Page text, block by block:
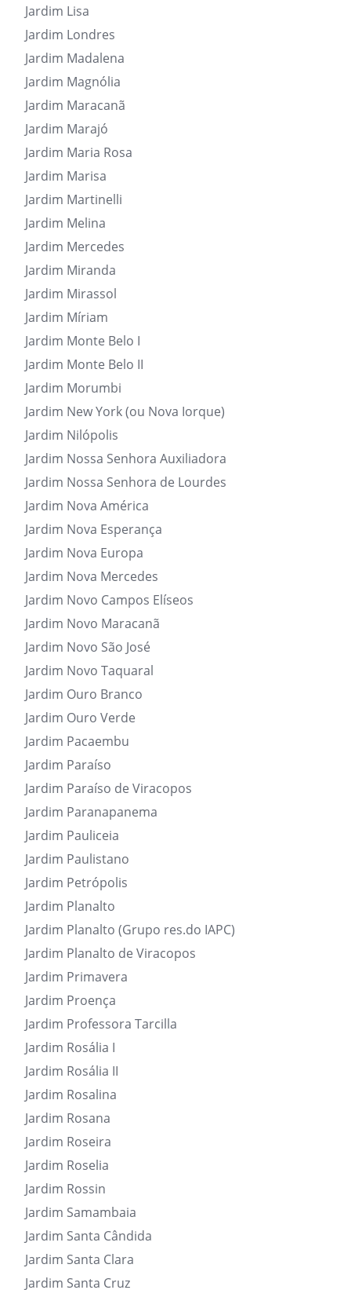
Jardim Lisa
Jardim Londres
Jardim Madalena
Jardim Magnólia
Jardim Maracanã
Jardim Marajó
Jardim Maria Rosa
Jardim Marisa
Jardim Martinelli
Jardim Melina
Jardim Mercedes
Jardim Miranda
Jardim Mirassol
Jardim Míriam
Jardim Monte Belo I
Jardim Monte Belo II
Jardim Morumbi
Jardim New York (ou Nova Iorque)
Jardim Nilópolis
Jardim Nossa Senhora Auxiliadora
Jardim Nossa Senhora de Lourdes
Jardim Nova América
Jardim Nova Esperança
Jardim Nova Europa
Jardim Nova Mercedes
Jardim Novo Campos Elíseos
Jardim Novo Maracanã
Jardim Novo São José
Jardim Novo Taquaral
Jardim Ouro Branco
Jardim Ouro Verde
Jardim Pacaembu
Jardim Paraíso
Jardim Paraíso de Viracopos
Jardim Paranapanema
Jardim Pauliceia
Jardim Paulistano
Jardim Petrópolis
Jardim Planalto
Jardim Planalto (Grupo res.do IAPC)
Jardim Planalto de Viracopos
Jardim Primavera
Jardim Proença
Jardim Professora Tarcilla
Jardim Rosália I
Jardim Rosália II
Jardim Rosalina
Jardim Rosana
Jardim Roseira
Jardim Roselia
Jardim Rossin
Jardim Samambaia
Jardim Santa Cândida
Jardim Santa Clara
Jardim Santa Cruz